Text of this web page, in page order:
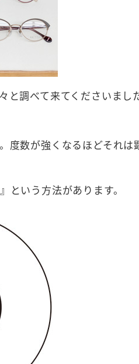
と調べて来てくださいまし
度数が強くなるほどそれは
いう方法があります。